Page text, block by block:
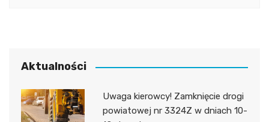
Aktualności
Uwaga kierowcy! Zamknięcie drogi
powiatowej nr 3324Z w dniach 10-